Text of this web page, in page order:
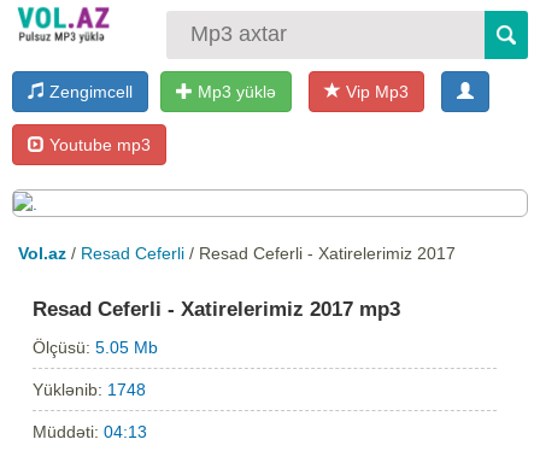
Zengimcell Mp3 yüklə Vip Mp3
Youtube mp3
Vol.az / Resad Ceferli / Resad Ceferli - Xatirelerimiz 2017
Resad Ceferli - Xatirelerimiz 2017 mp3
Ölçüsü:5.05 Mb
Yüklənib: 1748
Müddəti:04:13